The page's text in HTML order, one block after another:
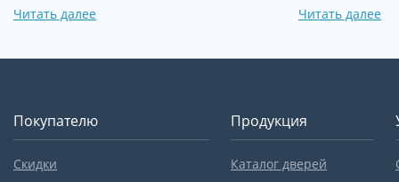
Читать далее
Читать далее
Покупателю
Скидки
Продукция
Каталог дверей